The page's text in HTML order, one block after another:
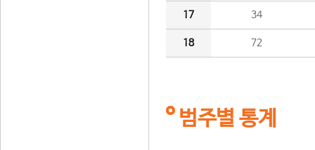
17 34
18 72
범주별 통계